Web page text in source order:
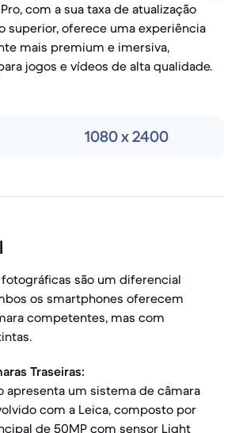
Pro, com a sua taxa de atualização
superior, oferece uma experiência
mais premium e imersiva,
jogos e vídeos de alta qualidade.
1080 x 2400
são um diferencial
os smartphones oferecem
competentes, mas com
Traseiras:
apresenta um sistema de câmara
com a Leica, composto por
de 50MP com sensor Light